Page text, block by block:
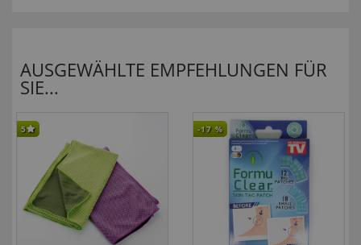
AUSGEWÄHLTE EMPFEHLUNGEN FÜR
SIE...
5 -17 %